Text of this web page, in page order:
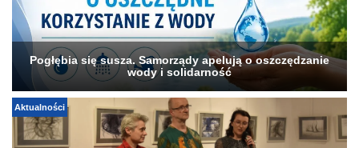
Pogłębia się susza. Samorządy apelują o oszczędzanie
wody i solidarność
Aktualności